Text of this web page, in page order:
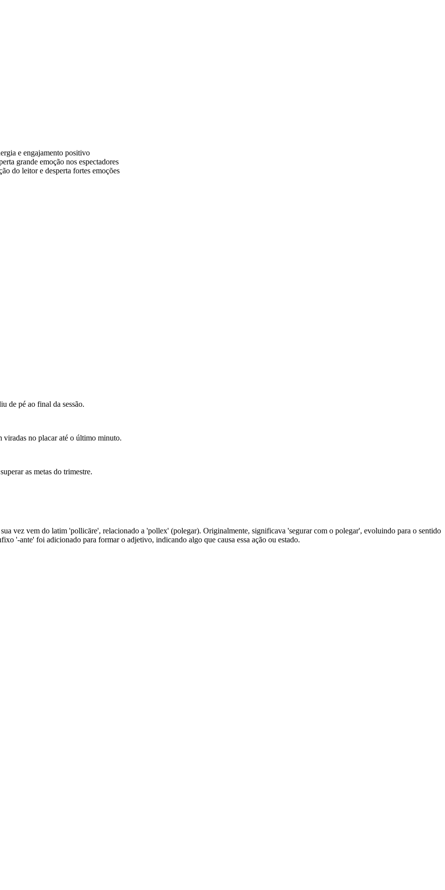
e engajamento positivo
grande emoção nos espectadores
do leitor e desperta fortes emoções
de pé ao final da sessão.
viradas no placar até o último minuto.
as metas do trimestre.
vez vem do latim 'pollicāre', relacionado a 'pollex' (polegar). Originalmente, significava 'segurar com o polegar', evoluindo para o sentido
'-ante' foi adicionado para formar o adjetivo, indicando algo que causa essa ação ou estado.